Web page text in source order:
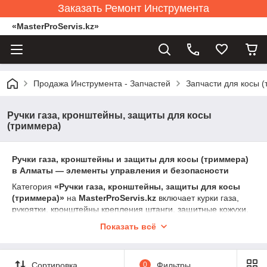
Заказать Ремонт Инструмента
«MasterProServis.kz»
Продажа Инструмента - Запчастей Запчасти для косы
Ручки газа, кронштейны, защиты для косы
(триммера)
Ручки газа, кронштейны и защиты для косы (триммера)
в Алматы — элементы управления и безопасности
Категория «Ручки газа, кронштейны, защиты для косы
(триммера)» на MasterProServis.kz включает курки газа,
рукоятки, кронштейны крепления штанги, защитные кожухи,
Ручка газа отвечает за регулировку оборотов, кронштейн —
за правильное положение косы, а защитный кожух
Показать всё
Сортировка 0 Фильтры